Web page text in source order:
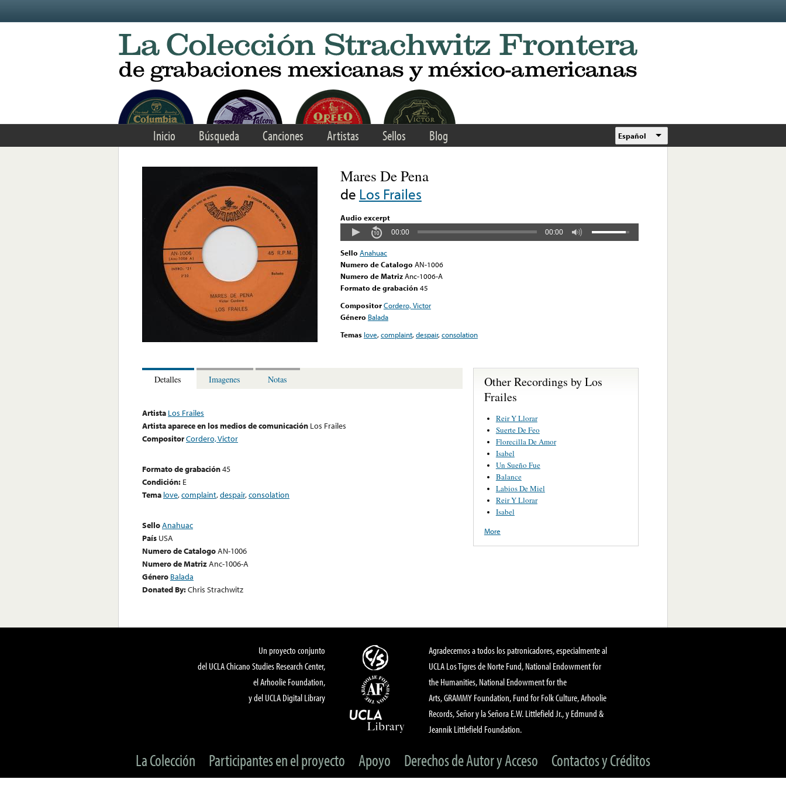
Inicio Búsqueda Canciones Artistas Sellos Blog Español
Mares De Pena
de Los Frailes
Audio excerpt
00:00 00:00
Sello Anahuac
Numero de Catalogo AN-1006
Numero de MatrizAnc-1006-A
Formato de grabación 45
CompositorCordero, Victor
Género Balada
Temas love,complaint,despair,consolation
Detalles Imagenes Notas
Artista Los Frailes
Artista aparece en los medios de comunicación Los Frailes
CompositorCordero, Victor
Formato de grabación45
Condición: E
Tema love,complaint,despair,consolation
SelloAnahuac
País USA
Numero de CatalogoAN-1006
Numero de MatrizAnc-1006-A
Género Balada
Donated By:Chris Strachwitz
Other Recordings by Los
Frailes
Reir Y Llorar
Suerte De Feo
Florecilla De Amor
Isabel
Un Sueño Fue
Balance
Labios De Miel
Reir Y Llorar
Isabel
More
Un proyecto conjunto
del UCLA Chicano Studies Research Center,
el Arhoolie Foundation,
y del UCLA Digital Library
Agradecemos a todos los patronicadores, especialmente al
UCLA Los Tigres de Norte Fund, National Endowment for
the Humanities, National Endowment for the
Arts, GRAMMY Foundation, Fund for Folk Culture, Arhoolie
Records, Señor y la Señora E.W. Littlefield Jr., y Edmund &
Jeannik Littlefield Foundation.
La Colección Participantes en el proyecto Apoyo Derechos de Autor y Acceso Contactos y Créditos